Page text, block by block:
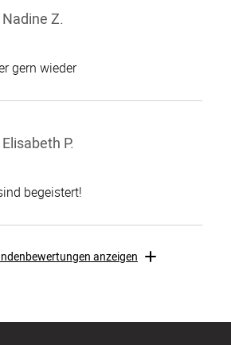
Nadine Z.
gern wieder
Elisabeth P.
begeistert!
anzeigen